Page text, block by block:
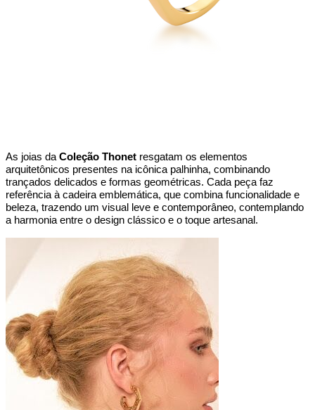
As joias da Coleção Thonet resgatam os elementos
arquitetônicos presentes na icônica palhinha, combinando
trançados delicados e formas geométricas. Cada peça faz
referência à cadeira emblemática, que combina funcionalidade e
beleza, trazendo um visual leve e contemporâneo, contemplando
a harmonia entre o design clássico e o toque artesanal.